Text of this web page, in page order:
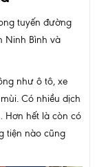
tuyến đường
Ninh Bình và
như ô tô, xe
Có nhiều dịch
Hơn hết là còn có
tiện nào cũng